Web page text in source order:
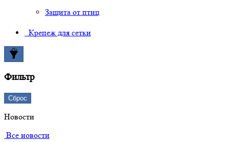
Защита от птиц
Крепеж для сетки
Фильтр
Сброс
Новости
Все новости